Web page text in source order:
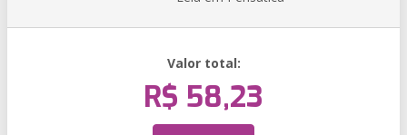
Valor total:
R$ 58,23